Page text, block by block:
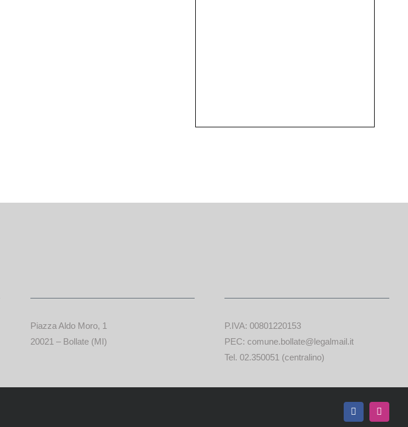
Piazza Aldo Moro, 1
20021 – Bollate (MI)
P.IVA: 00801220153
PEC: comune.bollate@legalmail.it
Tel. 02.350051 (centralino)